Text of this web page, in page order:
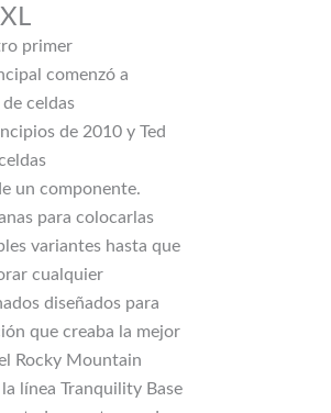
primer
comenzó a
celdas
de 2010 y Ted
un componente.
para colocarlas
variantes hasta que
cualquier
diseñados para
que creaba la mejor
Rocky Mountain
línea Tranquility Base